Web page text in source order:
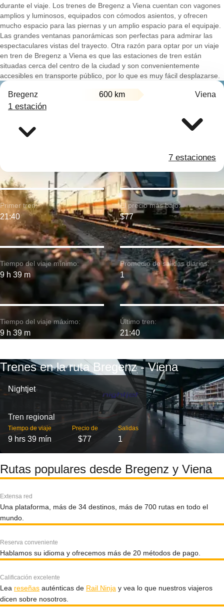
durante el viaje. Los trenes de Bregenz a Viena cuentan con vagones
amplios y luminosos, equipados con cómodos asientos, y ofrecen
mucho espacio para las piernas y un amplio espacio para el equipaje.
Las grandes ventanas panorámicas son perfectas para admirar las
espectaculares vistas del trayecto. Otra razón para optar por un viaje
en tren de Bregenz a Viena es que las estaciones de tren están
situadas cerca del centro de la ciudad y son convenientemente
accesibles en transporte público, por lo que es muy fácil desplazarse.
Bregenz 600 km Viena
1 estación
7 estaciones
Tiempo del viaje mínimo:
9 h 39 m
Primer tren:
21:40
Tiempo del viaje máximo:
9 h 39 m
El precio más bajo:
$77
Promedio de salidas diarias:
1
Último tren:
21:40
Trenes en la ruta Bregenz - Viena
Nightjet
Tren regional
Tiempo de viaje
9 hrs 39 mín
Precio de
$77
Salidas
1
Rutas populares desde Bregenz y Viena
Extensa red
Una plataforma, más de 34 destinos, más de 700 rutas en todo el
mundo.
Reserva conveniente
Hablamos su idioma y ofrecemos más de 20 métodos de pago.
Calificación excelente
Lea reseñas auténticas de Rail Ninja y vea lo que nuestros viajeros
dicen sobre nosotros.